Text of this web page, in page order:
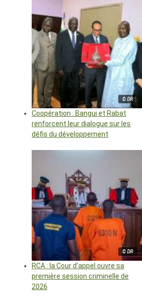
© DR
Coopération : Bangui et Rabat
renforcent leur dialogue sur les
défis du développement
© DR
RCA : la Cour d’appel ouvre sa
première session criminelle de
2026